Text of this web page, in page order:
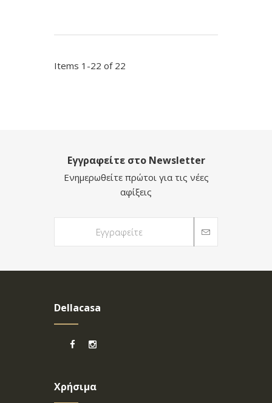
Items 1-22 of 22
Εγγραφείτε στο Newsletter
Ενημερωθείτε πρώτοι για τις νέες
αφίξεις
Dellacasa
Χρήσιμα